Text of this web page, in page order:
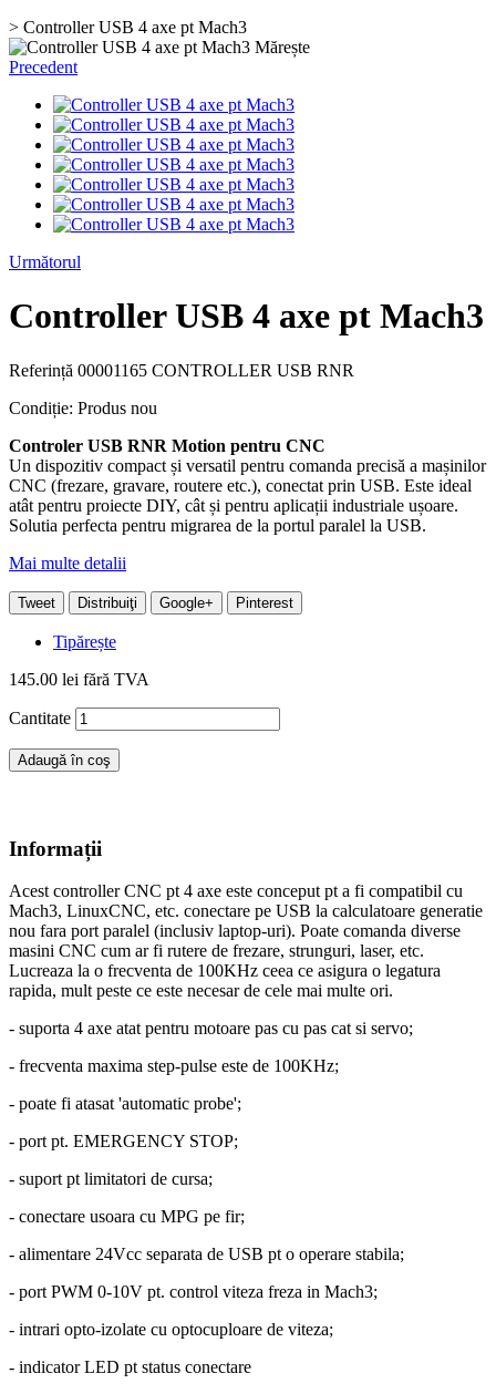
> Controller USB 4 axe pt Mach3
Mărește
Precedent
Următorul
Controller USB 4 axe pt Mach3
Referință 00001165 CONTROLLER USB RNR
Condiție: Produs nou
Controler USB RNR Motion pentru CNC
Un dispozitiv compact și versatil pentru comanda precisă a mașinilor
CNC (frezare, gravare, routere etc.), conectat prin USB. Este ideal
atât pentru proiecte DIY, cât și pentru aplicații industriale ușoare.
Solutia perfecta pentru migrarea de la portul paralel la USB.
Mai multe detalii
Tweet Distribuiţi Google+ Pinterest
Tipărește
145.00 lei fără TVA
Cantitate
Adaugă în coş
Informații
Acest controller CNC pt 4 axe este conceput pt a fi compatibil cu
Mach3, LinuxCNC, etc. conectare pe USB la calculatoare generatie
nou fara port paralel (inclusiv laptop-uri). Poate comanda diverse
masini CNC cum ar fi rutere de frezare, strunguri, laser, etc.
Lucreaza la o frecventa de 100KHz ceea ce asigura o legatura
rapida, mult peste ce este necesar de cele mai multe ori.
- suporta 4 axe atat pentru motoare pas cu pas cat si servo;
- frecventa maxima step-pulse este de 100KHz;
- poate fi atasat 'automatic probe';
- port pt. EMERGENCY STOP;
- suport pt limitatori de cursa;
- conectare usoara cu MPG pe fir;
- alimentare 24Vcc separata de USB pt o operare stabila;
- port PWM 0-10V pt. control viteza freza in Mach3;
- intrari opto-izolate cu optocuploare de viteza;
- indicator LED pt status conectare